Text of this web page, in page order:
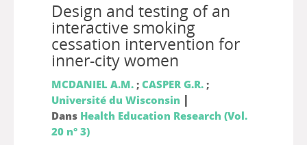
Design and testing of an
interactive smoking
cessation intervention for
inner-city women
MCDANIEL A.M.; CASPER G.R.;
Université du Wisconsin |
Dans Health Education Research (Vol.
20 n° 3)